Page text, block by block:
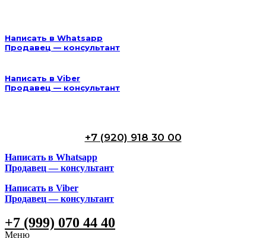
Написать в Whatsapp
Продавец — консультант
Написать в Viber
Продавец — консультант
+7 (920) 918 30 00
Написать в Whatsapp
Продавец — консультант
Написать в Viber
Продавец — консультант
+7 (999) 070 44 40
Меню